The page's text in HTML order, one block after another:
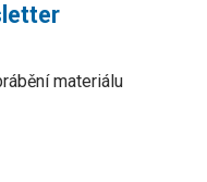
materiálu